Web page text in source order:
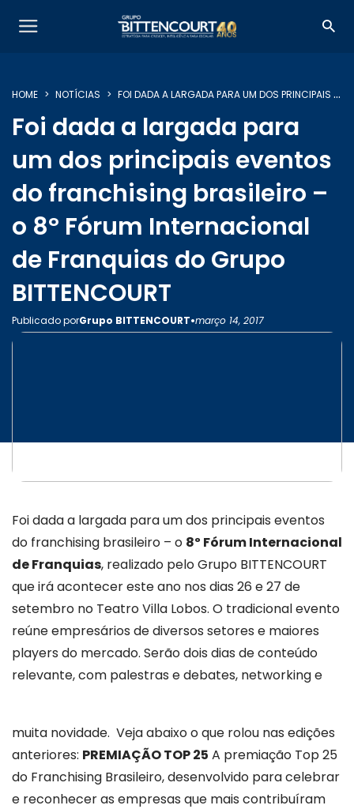
HOME NOTÍCIAS FOI DADA A LARGADA PARA UM DOS PRINCIPAIS EVENTOS DO FRANCHISING BRASILEIRO – O 8º FÓRUM INTERNACIONAL DE FRANQUIAS DO GRUPO BITTENCOURT
Foi dada a largada para
um dos principais eventos
do franchising brasileiro –
o 8º Fórum Internacional
de Franquias do Grupo
BITTENCOURT
Publicado porGrupo BITTENCOURT•março 14, 2017
Foi dada a largada para um dos principais eventos
do franchising brasileiro – o 8º Fórum Internacional
de Franquias, realizado pelo Grupo BITTENCOURT
que irá acontecer este ano nos dias 26 e 27 de
setembro no Teatro Villa Lobos. O tradicional evento
reúne empresários de diversos setores e maiores
players do mercado. Serão dois dias de conteúdo
relevante, com palestras e debates, networking e
muita novidade. Veja abaixo o que rolou nas edições
anteriores: PREMIAÇÃO TOP 25 A premiação Top 25
do Franchising Brasileiro, desenvolvido para celebrar
e reconhecer as empresas que mais contribuíram